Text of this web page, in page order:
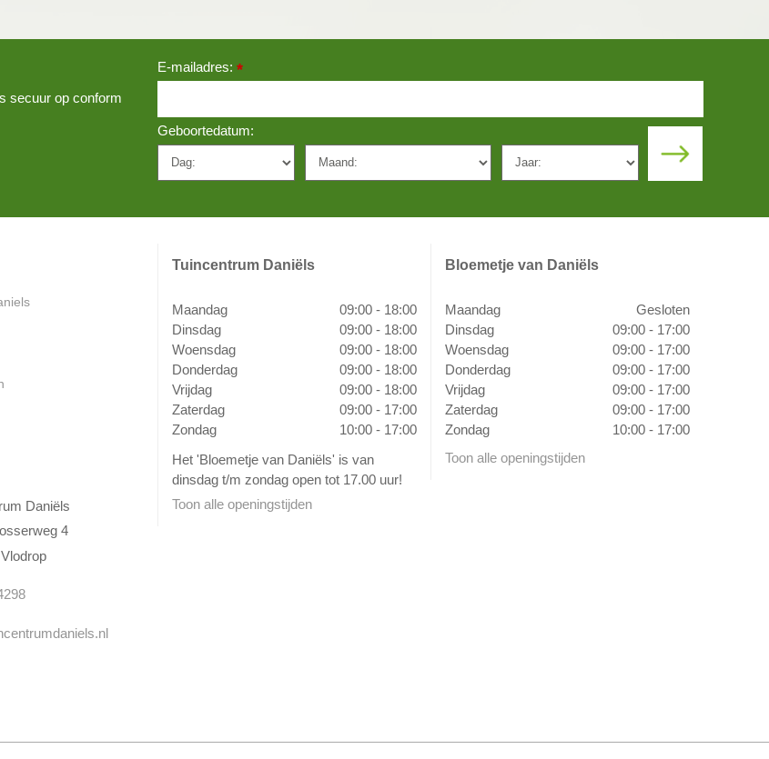
secuur op conform
E-mailadres: *
Geboortedatum:
Daniëls
4
Tuincentrum Daniëls
Maandag
09:00 - 18:00
Dinsdag
09:00 - 18:00
Woensdag
09:00 - 18:00
Donderdag
09:00 - 18:00
Vrijdag
09:00 - 18:00
Zaterdag
09:00 - 17:00
Zondag
10:00 - 17:00
Het 'Bloemetje van Daniëls' is van
dinsdag t/m zondag open tot 17.00 uur!
Toon alle openingstijden
Bloemetje van Daniëls
Maandag
Gesloten
Dinsdag
09:00 - 17:00
Woensdag
09:00 - 17:00
Donderdag
09:00 - 17:00
Vrijdag
09:00 - 17:00
Zaterdag
09:00 - 17:00
Zondag
10:00 - 17:00
Toon alle openingstijden